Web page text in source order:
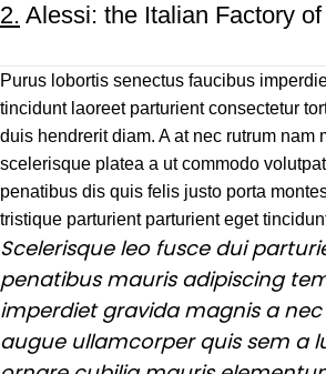
2. Alessi: the Italian Factory
Purus lobortis senectus faucibus
tincidunt laoreet parturient consectetur
duis hendrerit diam. A at nec rutrum nam
scelerisque platea a ut commodo
penatibus dis quis felis justo porta
tristique parturient parturient eget
Scelerisque leo fusce dui
penatibus mauris adipiscing
imperdiet gravida magnis a
augue ullamcorper quis sem a